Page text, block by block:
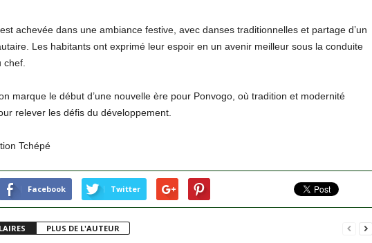
achevée dans une ambiance festive, avec danses traditionnelles et partage d’un
Les habitants ont exprimé leur espoir en un avenir meilleur sous la conduite
marque le début d’une nouvelle ère pour Ponvogo, où tradition et modernité
relever les défis du développement.
Tchépé
Facebook Twitter
PLUS DE L'AUTEUR